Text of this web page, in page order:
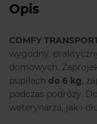
Opis
COMFY
wygodny,
domowych.
pupilach do 6 kg,
podczas podróży.
weterynarza, jak i